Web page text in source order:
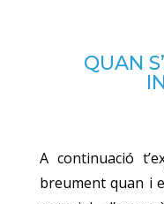
QUAN
A continuació
breument quan i